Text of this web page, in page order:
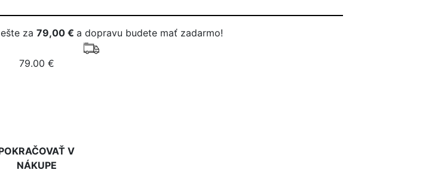
za 79,00 € a dopravu budete mať zadarmo!
79.00 €
V
NÁKUPE